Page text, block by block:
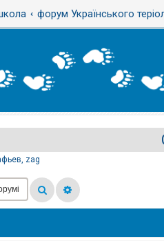
форум Українського
, zag